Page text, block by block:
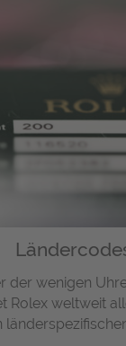
der wenigen
Rolex weltweit